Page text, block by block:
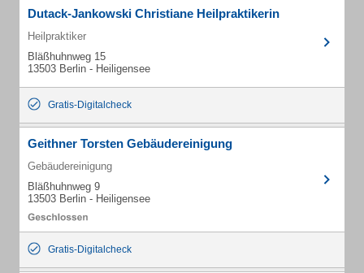
Dutack-Jankowski Christiane Heilpraktikerin
Heilpraktiker
Bläßhuhnweg 15
13503 Berlin - Heiligensee
Gratis-Digitalcheck
Geithner Torsten Gebäudereinigung
Gebäudereinigung
Bläßhuhnweg 9
13503 Berlin - Heiligensee
Gratis-Digitalcheck